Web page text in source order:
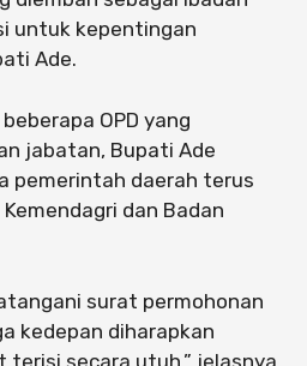
untuk kepentingan
Ade.
OPD yang
jabatan, Bupati Ade
pemerintah daerah terus
dan Badan
surat permohonan
kedepan diharapkan